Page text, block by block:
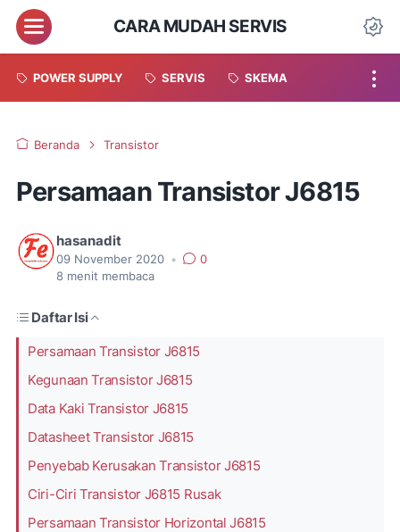
CARA MUDAH SERVIS
POWER SUPPLY SERVIS SKEMA
Beranda Transistor
Persamaan Transistor J6815
hasanadit
09 November 2020 •
0
8 menit membaca
Daftar Isi
Persamaan Transistor J6815
Kegunaan Transistor J6815
Data Kaki Transistor J6815
Datasheet Transistor J6815
Penyebab Kerusakan Transistor J6815
Ciri-Ciri Transistor J6815 Rusak
Persamaan Transistor Horizontal J6815